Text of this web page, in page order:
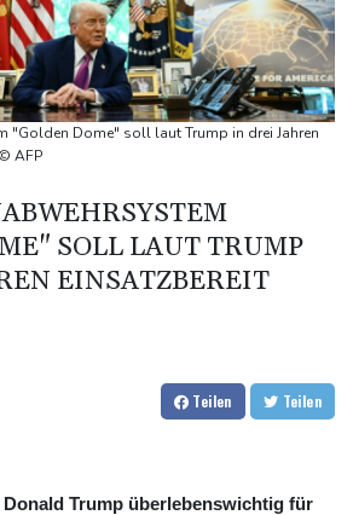
Verletzung: "Ich hatte Glück"
in Rotterdam
verteidigt Aussetzung von
für Lkw
Luxusangriff auf Maybach und S-Klasse
AWD: Zugkraft für den Wohnwagen
"Golden Dome" soll laut Trump in drei Jahren
AFP
SOLL LAUT TRUMP
EINSATZBEREIT
Teilen Teilen
Trump überlebenswichtig für